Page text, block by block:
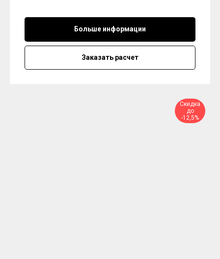
Больше информации
Заказать расчет
Скидка
до
-12,5%